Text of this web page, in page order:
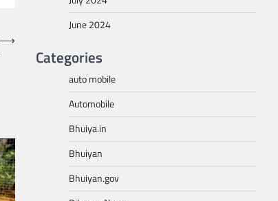
⟶
June 2024
Categories
auto mobile
Automobile
Bhuiya.in
Bhuiyan
Bhuiyan.gov